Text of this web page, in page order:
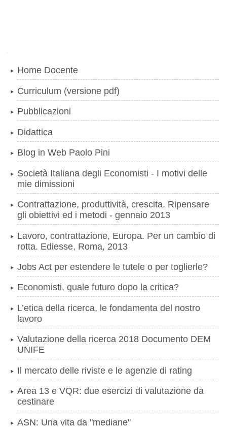
Home Docente
Curriculum (versione pdf)
Pubblicazioni
Didattica
Blog in Web Paolo Pini
Società Italiana degli Economisti - I motivi delle
mie dimissioni
Contrattazione, produttività, crescita. Ripensare
gli obiettivi ed i metodi - gennaio 2013
Lavoro, contrattazione, Europa. Per un cambio di
rotta. Ediesse, Roma, 2013
Jobs Act per estendere le tutele o per toglierle?
Economisti, quale futuro dopo la critica?
L’etica della ricerca, le fondamenta del nostro
lavoro
Valutazione della ricerca 2018 Documento DEM
UNIFE
Il mercato delle riviste e le agenzie di rating
Area 13 e VQR: due esercizi di valutazione da
cestinare
ASN: Una vita da "mediane"